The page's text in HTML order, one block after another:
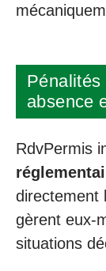
Pénalités
absence
RdvPermis
directement
gèrent eux-
situations